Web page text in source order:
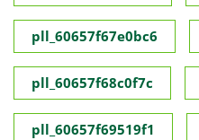
pll_60657f67e0bc6
pll_60657f68c0f7c
pll_60657f69519f1